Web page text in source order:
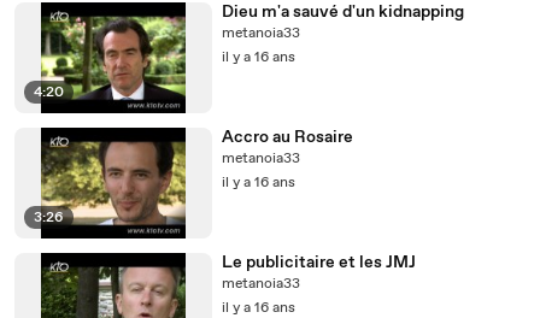
4:20
Dieu m'a sauvé d'un kidnapping
metanoia33
il y a 16 ans
3:26
Accro au Rosaire
metanoia33
il y a 16 ans
Le publicitaire et les JMJ
metanoia33
il y a 16 ans